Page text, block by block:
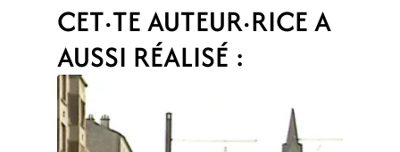
CET·TE AUTEUR·RICE A
AUSSI RÉALISÉ :